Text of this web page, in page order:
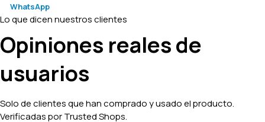
WhatsApp
Lo que dicen nuestros clientes
Opiniones reales de
usuarios
Solo de clientes que han comprado y usado el producto.
Verificadas por Trusted Shops.